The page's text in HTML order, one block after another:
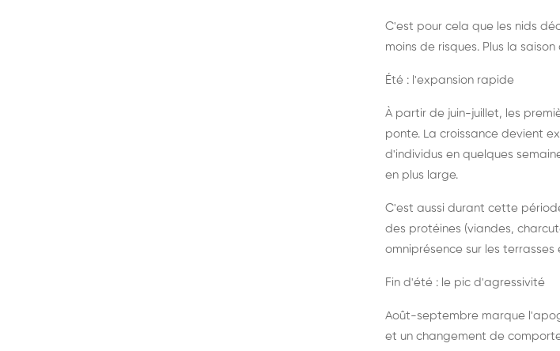
C'est pour cela que les nids
moins de risques. Plus la
Été : l'expansion rapide
À partir de juin-juillet, les
ponte. La croissance devient
d'individus en quelques
en plus large.
C'est aussi durant cette
des protéines (viandes,
omniprésence sur les terrasses
Fin d'été : le pic d'agressivité
Août-septembre marque
et un changement de